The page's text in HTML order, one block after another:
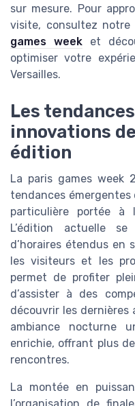
sur mesure. Pour
visite, consultez notre
games week et
optimiser votre
Versailles.
Les
innovations
édition
La paris games week
tendances
particulière portée à
L’édition actuelle
d’horaires étendus en
les visiteurs et les
permet de profiter
d’assister à des
découvrir les
ambiance nocturne
enrichie, offrant plus
rencontres.
La montée en